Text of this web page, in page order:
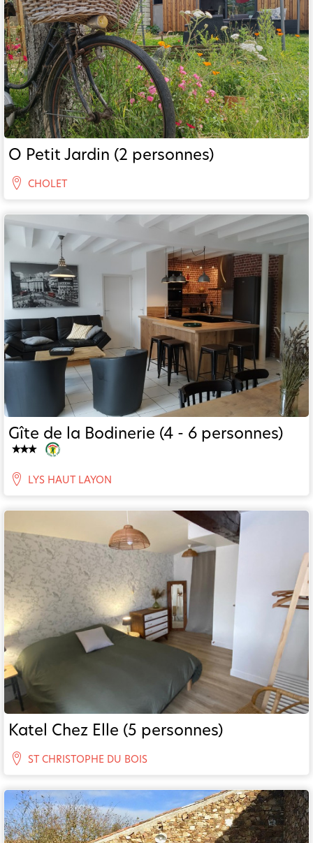
O Petit Jardin (2 personnes)
CHOLET
Gîte de la Bodinerie (4 - 6 personnes)
LYS HAUT LAYON
Katel Chez Elle (5 personnes)
ST CHRISTOPHE DU BOIS